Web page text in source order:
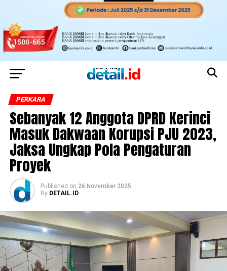
PERKARA
Sebanyak 12 Anggota DPRD Kerinci
Masuk Dakwaan Korupsi PJU 2023,
Jaksa Ungkap Pola Pengaturan
Proyek
Published on 26 November 2025
By DETAIL.ID